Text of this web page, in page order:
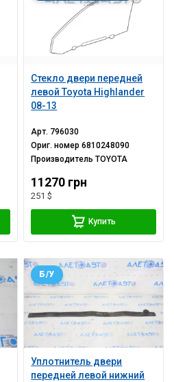
Стекло двери передней
левой Toyota Highlander
08-13
Арт. 796030
Ориг. номер6810248090
ПроизводительTOYOTA
11270 грн
251 $
Купить
Уплотнитель двери
передней левой нижний
Б/У